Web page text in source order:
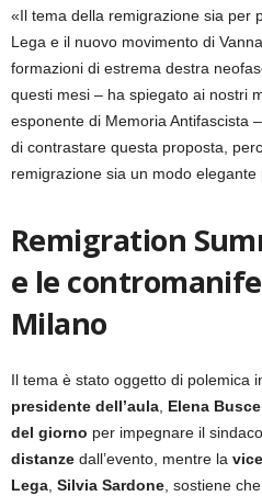
«Il tema della remigrazione sia per
Lega e il nuovo movimento di
formazioni di estrema destra
questi mesi – ha spiegato ai nostri
esponente di Memoria Antifascista
di contrastare questa proposta,
remigrazione sia un modo
Remigration
e le
Milano
Il tema è stato oggetto di polemica
presidente dell’aula, Elena
del giorno per impegnare il
distanze dall’evento, mentre la
Lega, Silvia Sardone, sostiene